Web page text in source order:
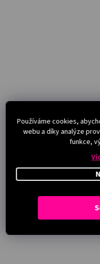
Používáme cookies,
webu a díky analýze
funkce,